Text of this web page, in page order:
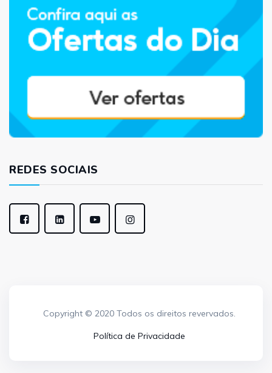
REDES SOCIAIS
Copyright © 2020 Todos os direitos revervados.
Política de Privacidade